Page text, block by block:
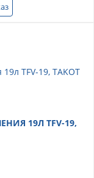
19Л TFV-19,